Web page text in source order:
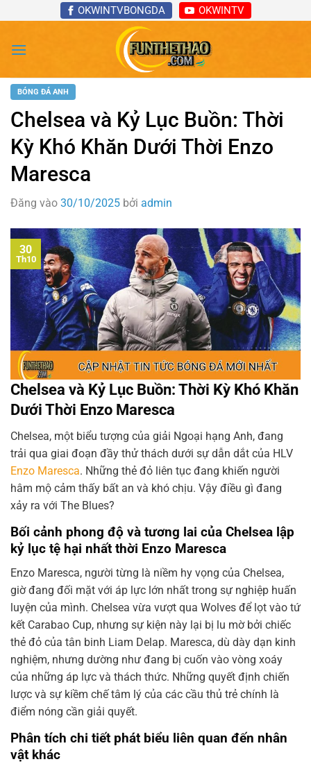
nội
OKWINTVBONGDA OKWINTV
BÓNG ĐÁ ANH
Chelsea và Kỷ Lục Buồn: Thời
Kỳ Khó Khăn Dưới Thời Enzo
Maresca
Đăng vào 30/10/2025 bởi admin
30
Th10
Chelsea và Kỷ Lục Buồn: Thời Kỳ Khó Khăn
Dưới Thời Enzo Maresca
Chelsea, một biểu tượng của giải Ngoại hạng Anh, đang
trải qua giai đoạn đầy thử thách dưới sự dẫn dắt của HLV
Enzo Maresca. Những thẻ đỏ liên tục đang khiến người
hâm mộ cảm thấy bất an và khó chịu. Vậy điều gì đang
xảy ra với The Blues?
Bối cảnh phong độ và tương lai của Chelsea lập
kỷ lục tệ hại nhất thời Enzo Maresca
Enzo Maresca, người từng là niềm hy vọng của Chelsea,
giờ đang đối mặt với áp lực lớn nhất trong sự nghiệp huấn
luyện của mình. Chelsea vừa vượt qua Wolves để lọt vào tứ
kết Carabao Cup, nhưng sự kiện này lại bị lu mờ bởi chiếc
thẻ đỏ của tân binh Liam Delap. Maresca, dù dày dạn kinh
nghiệm, nhưng dường như đang bị cuốn vào vòng xoáy
của những áp lực và thách thức. Những quyết định chiến
lược và sự kiềm chế tâm lý của các cầu thủ trẻ chính là
điểm nóng cần giải quyết.
Phân tích chi tiết phát biểu liên quan đến nhân
vật khác